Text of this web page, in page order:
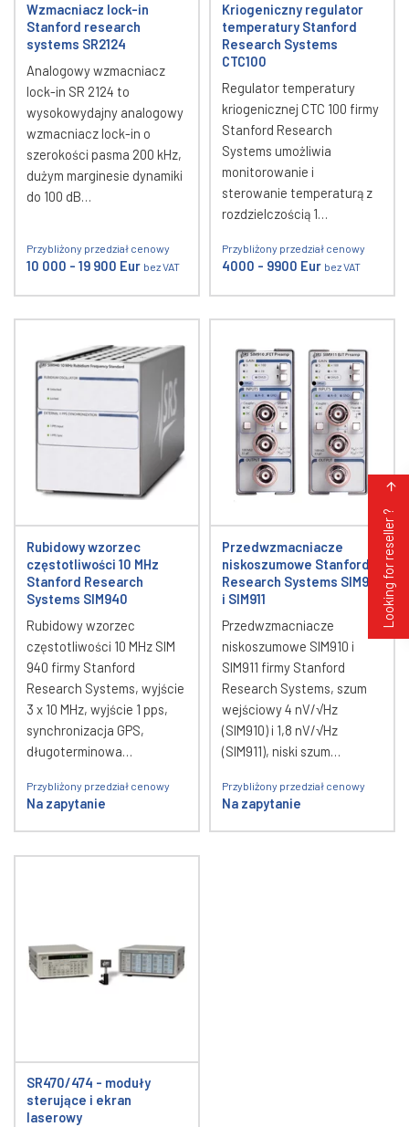
Wzmacniacz lock-in
Stanford research
systems SR2124
Analogowy wzmacniacz
lock-in SR 2124 to
wysokowydajny analogowy
wzmacniacz lock-in o
szerokości pasma 200 kHz,
dużym marginesie dynamiki
do 100 dB…
Przybliżony przedział cenowy
10 000 - 19 900 Eur bez VAT
Kriogeniczny regulator
temperatury Stanford
Research Systems
CTC100
Regulator temperatury
kriogenicznej CTC 100 firmy
Stanford Research
Systems umożliwia
monitorowanie i
sterowanie temperaturą z
rozdzielczością 1…
Przybliżony przedział cenowy
4000 - 9900 Eur bez VAT
Rubidowy wzorzec
częstotliwości 10 MHz
Stanford Research
Systems SIM940
Rubidowy wzorzec
częstotliwości 10 MHz SIM
940 firmy Stanford
Research Systems, wyjście
3 x 10 MHz, wyjście 1 pps,
synchronizacja GPS,
długoterminowa…
Przybliżony przedział cenowy
Na zapytanie
Przedwzmacniacze
niskoszumowe Stanford
Research Systems SIM910
i SIM911
Przedwzmacniacze
niskoszumowe SIM910 i
SIM911 firmy Stanford
Research Systems, szum
wejściowy 4 nV/√Hz
(SIM910) i 1,8 nV/√Hz
(SIM911), niski szum…
Przybliżony przedział cenowy
Na zapytanie
SR470/474 - moduły
sterujące i ekran
laserowy
Looking for reseller ?